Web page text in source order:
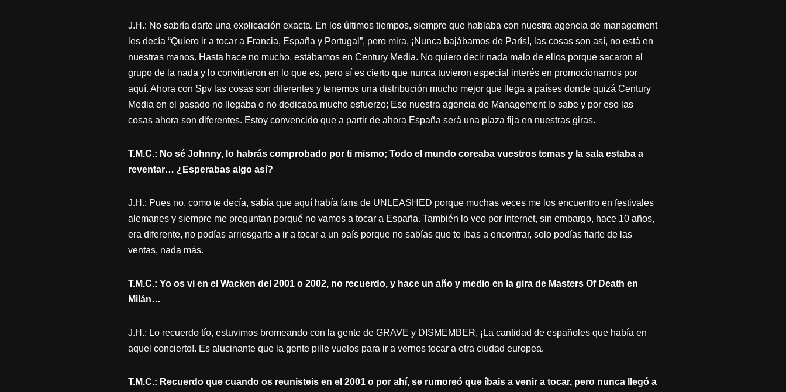
J.H.: No sabría darte una explicación exacta. En los últimos tiempos, siempre que hablaba con nuestra agencia de management
les decía “Quiero ir a tocar a Francia, España y Portugal”, pero mira, ¡Nunca bajábamos de París!, las cosas son así, no está en
nuestras manos. Hasta hace no mucho, estábamos en Century Media. No quiero decir nada malo de ellos porque sacaron al
grupo de la nada y lo convirtieron en lo que es, pero sí es cierto que nunca tuvieron especial interés en promocionarnos por
aquí. Ahora con Spv las cosas son diferentes y tenemos una distribución mucho mejor que llega a países donde quizá Century
Media en el pasado no llegaba o no dedicaba mucho esfuerzo; Eso nuestra agencia de Management lo sabe y por eso las
cosas ahora son diferentes. Estoy convencido que a partir de ahora España será una plaza fija en nuestras giras.
T.M.C.: No sé Johnny, lo habrás comprobado por ti mismo; Todo el mundo coreaba vuestros temas y la sala estaba a
reventar… ¿Esperabas algo así?
J.H.: Pues no, como te decía, sabía que aquí había fans de UNLEASHED porque muchas veces me los encuentro en festivales
alemanes y siempre me preguntan porqué no vamos a tocar a España. También lo veo por Internet, sin embargo, hace 10 años,
era diferente, no podías arriesgarte a ir a tocar a un país porque no sabías que te ibas a encontrar, solo podías fiarte de las
ventas, nada más.
T.M.C.: Yo os vi en el Wacken del 2001 o 2002, no recuerdo, y hace un año y medio en la gira de Masters Of Death en
Milán…
J.H.: Lo recuerdo tío, estuvimos bromeando con la gente de GRAVE y DISMEMBER, ¡La cantidad de españoles que había en
aquel concierto!. Es alucinante que la gente pille vuelos para ir a vernos tocar a otra ciudad europea.
T.M.C.: Recuerdo que cuando os reunisteis en el 2001 o por ahí, se rumoreó que íbais a venir a tocar, pero nunca llegó a